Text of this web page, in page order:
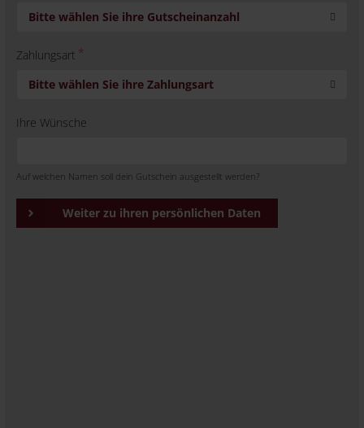
Bitte wählen Sie ihre Gutscheinanzahl
Zahlungsart
Bitte wählen Sie ihre Zahlungsart
Ihre Wünsche
Auf welchen Namen soll dein Gutschein ausgestellt werden?
Weiter zu ihren persönlichen Daten